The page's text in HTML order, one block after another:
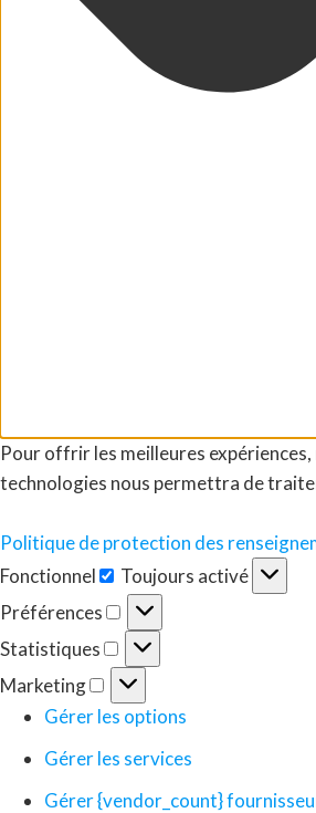
Pour offrir les meilleures
technologies nous permettra de
Politique de protection des
Fonctionnel
Fonctionnel
Toujours activé
Préférences
Préférences
Statistiques
Statistiques
Marketing
Marketing
Gérer les options
Gérer les services
Gérer {vendor_count}